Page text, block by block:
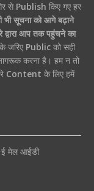
से Publish किए गए हर
भी सूचना को आगे बढ़ाने
आप तक पहुंचने का
जरिए Publicको सही
करना है। हम न तो
Content के लिए हमें
मेल आईडी